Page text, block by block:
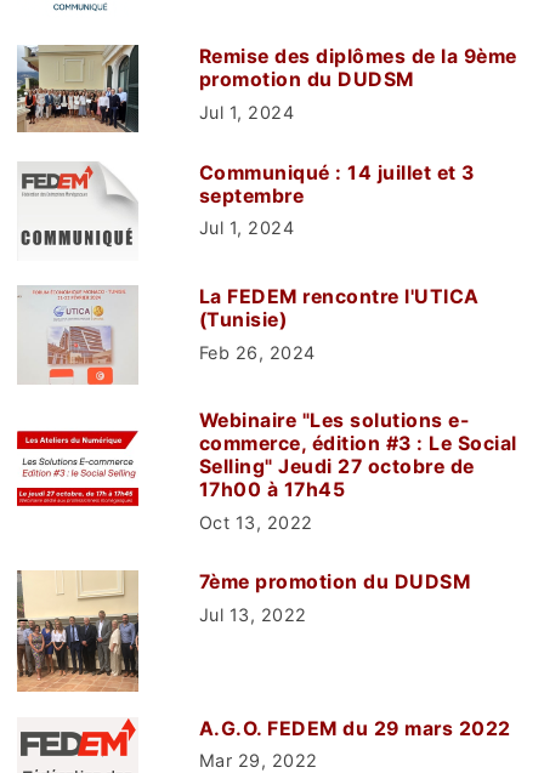
Remise des diplômes de la 9ème
promotion du DUDSM
Jul 1, 2024
Communiqué : 14 juillet et 3
septembre
Jul 1, 2024
La FEDEM rencontre l'UTICA
(Tunisie)
Feb 26, 2024
Webinaire "Les solutions e-
commerce, édition #3 : Le Social
Selling" Jeudi 27 octobre de
17h00 à 17h45
Oct 13, 2022
7ème promotion du DUDSM
Jul 13, 2022
A.G.O. FEDEM du 29 mars 2022
Mar 29, 2022